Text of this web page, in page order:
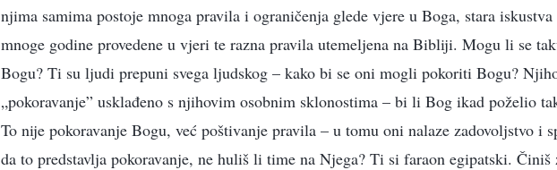
njima samima postoje mnoga pravila i ograničenja glede vjere u Boga, stara iskustva
mnoge godine provedene u vjeri te razna pravila utemeljena na Bibliji. Mogu li se
Bogu? Ti su ljudi prepuni svega ljudskog – kako bi se oni mogli pokoriti Bogu?
„pokoravanje” usklađeno s njihovim osobnim sklonostima – bi li Bog ikad poželio
To nije pokoravanje Bogu, već poštivanje pravila – u tomu oni nalaze zadovoljstvo i
da to predstavlja pokoravanje, ne huliš li time na Njega? Ti si faraon egipatski.